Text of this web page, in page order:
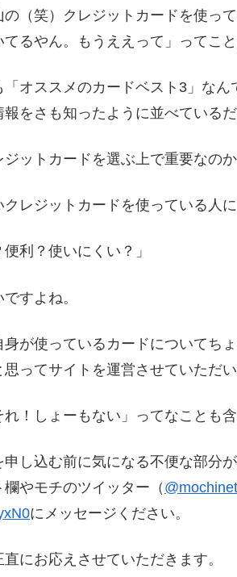
（笑）クレジットカードを使っ
るやん。もうええって」ってこ
「オススメのカードベスト3」な
をさも知ったように並べているだ
ットカードを選ぶ上で重要なの
レジットカードを使っている人に
利？使いにくい？」
すよね。
身が使っているカードについてち
ってサイトを運営させていただい
！しょーもない」ってなことも
し込む前に気になる不便な部分
やモチのツイッター（
にメッセージください。
にお応えさせていただきます。